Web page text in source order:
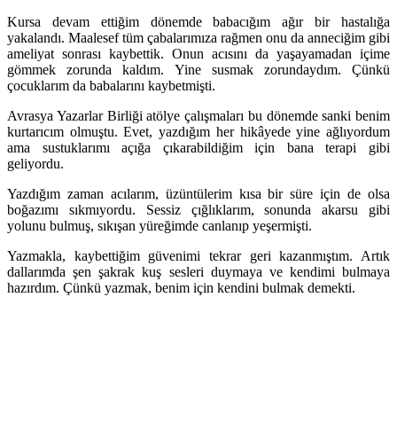
Kursa devam ettiğim dönemde babacığım ağır bir hastalığa
yakalandı. Maalesef tüm çabalarımıza rağmen onu da anneciğim gibi
ameliyat sonrası kaybettik. Onun acısını da yaşayamadan içime
gömmek zorunda kaldım. Yine susmak zorundaydım. Çünkü
çocuklarım da babalarını kaybetmişti.
Avrasya Yazarlar Birliği atölye çalışmaları bu dönemde sanki benim
kurtarıcım olmuştu. Evet, yazdığım her hikâyede yine ağlıyordum
ama sustuklarımı açığa çıkarabildiğim için bana terapi gibi
geliyordu.
Yazdığım zaman acılarım, üzüntülerim kısa bir süre için de olsa
boğazımı sıkmıyordu. Sessiz çığlıklarım, sonunda akarsu gibi
yolunu bulmuş, sıkışan yüreğimde canlanıp yeşermişti.
Yazmakla, kaybettiğim güvenimi tekrar geri kazanmıştım. Artık
dallarımda şen şakrak kuş sesleri duymaya ve kendimi bulmaya
hazırdım. Çünkü yazmak, benim için kendini bulmak demekti.